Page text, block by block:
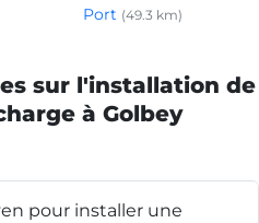
Port (49.3 km)
sur l'installation de
à Golbey
pour installer une